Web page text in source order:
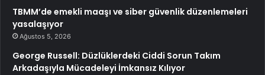
TBMM’de emekli maaşı ve siber güvenlik düzenlemeleri
yasalaşıyor
Ağustos 5, 2026
George Russell: Düzlüklerdeki Ciddi Sorun Takım
Arkadaşıyla Mücadeleyi İmkansız Kılıyor